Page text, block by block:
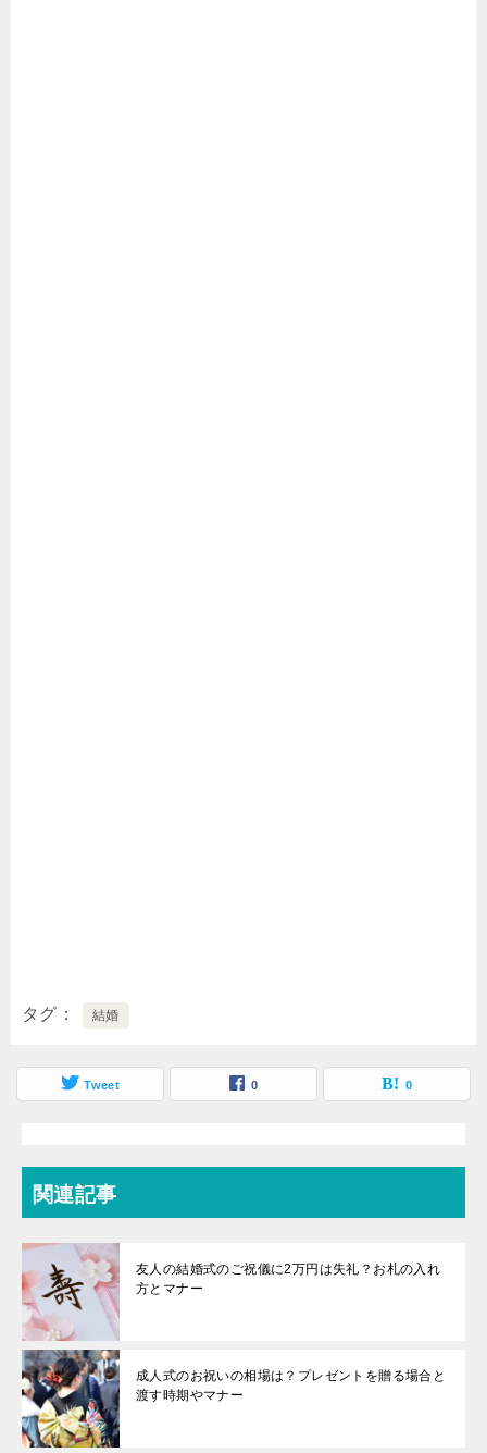
タグ 結婚
Tweet 0 0
関連記事
友人の結婚式のご祝儀に2万円は失礼？お札の入れ
方とマナー
成人式のお祝いの相場は？プレゼントを贈る場合と
渡す時期やマナー